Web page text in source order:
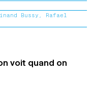
Bussy, Rafael
voit quand on